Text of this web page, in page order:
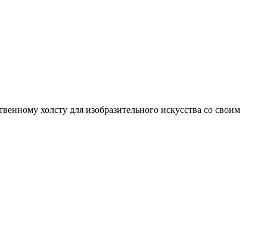
холсту для изобразительного искусства со своим